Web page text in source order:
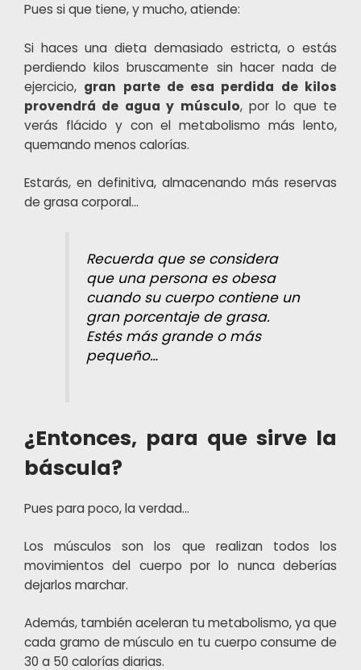
Pues si que tiene, y mucho, atiende:
Si haces una dieta demasiado estricta, o estás
perdiendo kilos bruscamente sin hacer nada de
ejercicio, gran parte de esa perdida de kilos
provendrá de agua y músculo, por lo que te
verás flácido y con el metabolismo más lento,
quemando menos calorías.
Estarás, en definitiva, almacenando más reservas
de grasa corporal…
Recuerda que se considera
que una persona es obesa
cuando su cuerpo contiene un
gran porcentaje de grasa.
Estés más grande o más
pequeño…
¿Entonces, para que sirve la
báscula?
Pues para poco, la verdad…
Los músculos son los que realizan todos los
movimientos del cuerpo por lo nunca deberías
dejarlos marchar.
Además, también aceleran tu metabolismo, ya que
cada gramo de músculo en tu cuerpo consume de
30 a 50 calorías diarias.